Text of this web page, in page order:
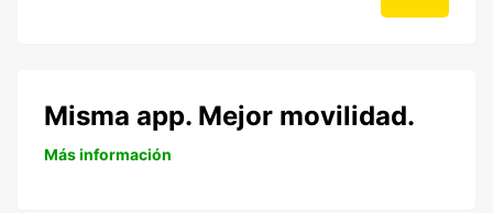
Misma app. Mejor movilidad.
Más información